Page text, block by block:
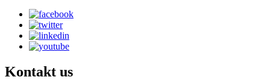
Kontakt us